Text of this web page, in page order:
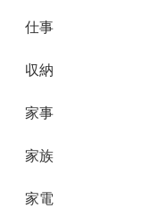
仕事
収納
家事
家族
家電